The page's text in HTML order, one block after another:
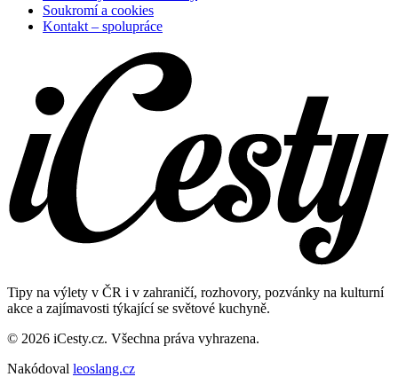
Soukromí a cookies
Kontakt – spolupráce
Tipy na výlety v ČR i v zahraničí, rozhovory, pozvánky na kulturní
akce a zajímavosti týkající se světové kuchyně.
© 2026 iCesty.cz. Všechna práva vyhrazena.
Nakódoval leoslang.cz